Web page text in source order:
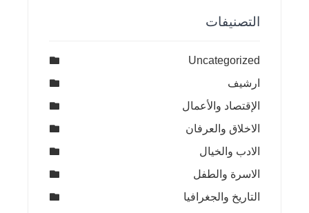
التصنيفات
Uncategorized
ارشيف
الإقتصاد والأعمال
الاخلاق والعرفان
الادب والخيال
الاسرة والطفل
التاريخ والجغرافيا